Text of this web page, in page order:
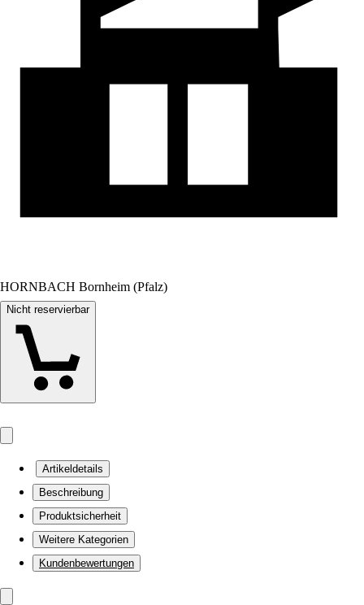
HORNBACH Bornheim (Pfalz)
Nicht reservierbar
Artikeldetails
Beschreibung
Produktsicherheit
Weitere Kategorien
Kundenbewertungen